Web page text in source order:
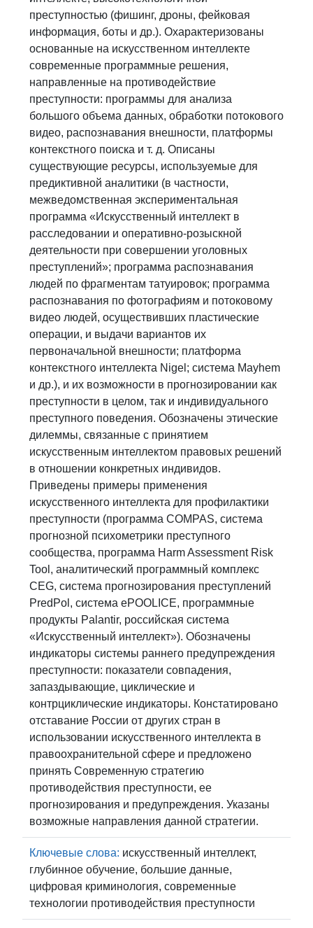
преступностью (фишинг, дроны, фейковая
информация, боты и др.). Охарактеризованы
основанные на искусственном интеллекте
современные программные решения,
направленные на противодействие
преступности: программы для анализа
большого объема данных, обработки потокового
видео, распознавания внешности, платформы
контекстного поиска и т. д. Описаны
существующие ресурсы, используемые для
предиктивной аналитики (в частности,
межведомственная экспериментальная
программа «Искусственный интеллект в
расследовании и оперативно-розыскной
деятельности при совершении уголовных
преступлений»; программа распознавания
людей по фрагментам татуировок; программа
распознавания по фотографиям и потоковому
видео людей, осуществивших пластические
операции, и выдачи вариантов их
первоначальной внешности; платформа
контекстного интеллекта Nigel; система Mayhem
и др.), и их возможности в прогнозировании как
преступности в целом, так и индивидуального
преступного поведения. Обозначены этические
дилеммы, связанные с принятием
искусственным интеллектом правовых решений
в отношении конкретных индивидов.
Приведены примеры применения
искусственного интеллекта для профилактики
преступности (программа COMPAS, система
прогнозной психометрики преступного
сообщества, программа Harm Assessment Risk
Tool, аналитический программный комплекс
CEG, система прогнозирования преступлений
PredPol, система ePOOLICE, программные
продукты Palantir, российская система
«Искусственный интеллект»). Обозначены
индикаторы системы раннего предупреждения
преступности: показатели совпадения,
запаздывающие, циклические и
контрциклические индикаторы. Констатировано
отставание России от других стран в
использовании искусственного интеллекта в
правоохранительной сфере и предложено
принять Современную стратегию
противодействия преступности, ее
прогнозирования и предупреждения. Указаны
возможные направления данной стратегии.
Ключевые слова: искусственный интеллект,
глубинное обучение, большие данные,
цифровая криминология, современные
технологии противодействия преступности